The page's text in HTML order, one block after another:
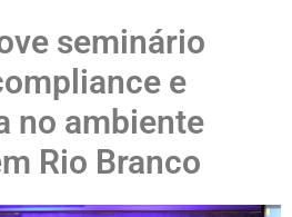
seminário
e
no ambiente
Rio Branco